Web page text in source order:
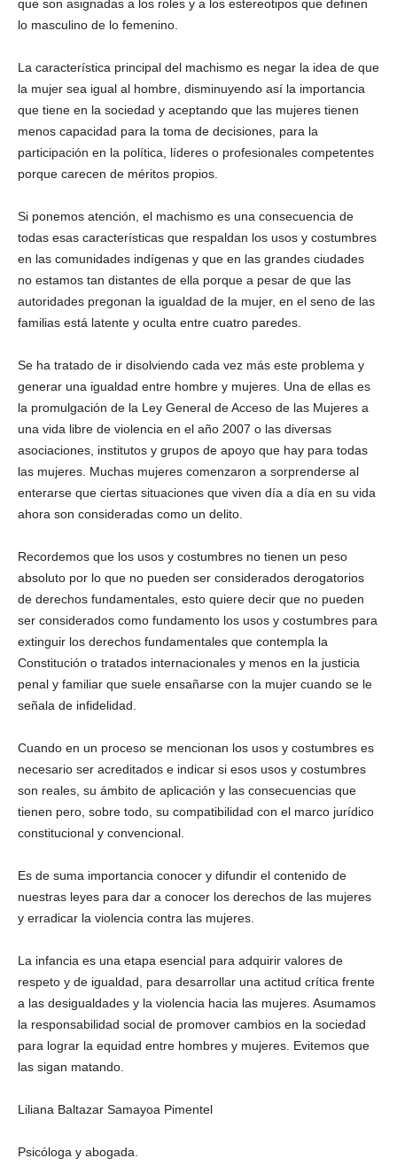
que son asignadas a los roles y a los estereotipos que definen
lo masculino de lo femenino.
La característica principal del machismo es negar la idea de que
la mujer sea igual al hombre, disminuyendo así la importancia
que tiene en la sociedad y aceptando que las mujeres tienen
menos capacidad para la toma de decisiones, para la
participación en la política, líderes o profesionales competentes
porque carecen de méritos propios.
Si ponemos atención, el machismo es una consecuencia de
todas esas características que respaldan los usos y costumbres
en las comunidades indígenas y que en las grandes ciudades
no estamos tan distantes de ella porque a pesar de que las
autoridades pregonan la igualdad de la mujer, en el seno de las
familias está latente y oculta entre cuatro paredes.
Se ha tratado de ir disolviendo cada vez más este problema y
generar una igualdad entre hombre y mujeres. Una de ellas es
la promulgación de la Ley General de Acceso de las Mujeres a
una vida libre de violencia en el año 2007 o las diversas
asociaciones, institutos y grupos de apoyo que hay para todas
las mujeres. Muchas mujeres comenzaron a sorprenderse al
enterarse que ciertas situaciones que viven día a día en su vida
ahora son consideradas como un delito.
Recordemos que los usos y costumbres no tienen un peso
absoluto por lo que no pueden ser considerados derogatorios
de derechos fundamentales, esto quiere decir que no pueden
ser considerados como fundamento los usos y costumbres para
extinguir los derechos fundamentales que contempla la
Constitución o tratados internacionales y menos en la justicia
penal y familiar que suele ensañarse con la mujer cuando se le
señala de infidelidad.
Cuando en un proceso se mencionan los usos y costumbres es
necesario ser acreditados e indicar si esos usos y costumbres
son reales, su ámbito de aplicación y las consecuencias que
tienen pero, sobre todo, su compatibilidad con el marco jurídico
constitucional y convencional.
Es de suma importancia conocer y difundir el contenido de
nuestras leyes para dar a conocer los derechos de las mujeres
y erradicar la violencia contra las mujeres.
La infancia es una etapa esencial para adquirir valores de
respeto y de igualdad, para desarrollar una actitud crítica frente
a las desigualdades y la violencia hacia las mujeres. Asumamos
la responsabilidad social de promover cambios en la sociedad
para lograr la equidad entre hombres y mujeres. Evitemos que
las sigan matando.
Liliana Baltazar Samayoa Pimentel
Psicóloga y abogada.